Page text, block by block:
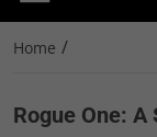
Home /
Rogue One: